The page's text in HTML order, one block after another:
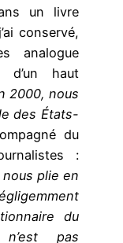
un livre
conservé,
analogue
d’un haut
2000, nous
des États-
du
:
plie en
du
pas